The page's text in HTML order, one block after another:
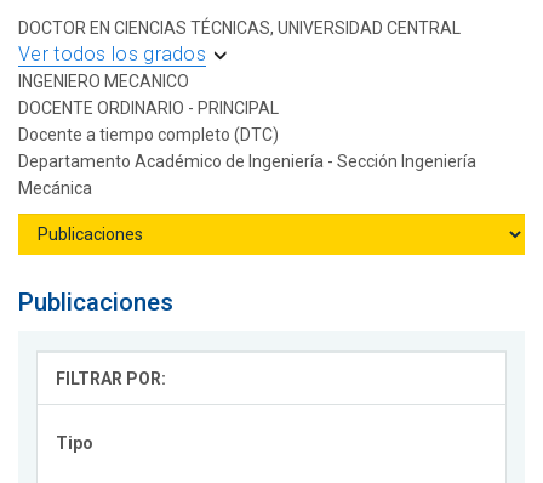
DOCTOR EN CIENCIAS TÉCNICAS, UNIVERSIDAD CENTRAL
Ver todos los grados
INGENIERO MECANICO
DOCENTE ORDINARIO - PRINCIPAL
Docente a tiempo completo (DTC)
Departamento Académico de Ingeniería - Sección Ingeniería
Mecánica
Publicaciones
FILTRAR POR:
Tipo